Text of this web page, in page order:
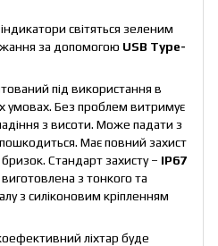
світяться зеленим
за допомогою USB Type-
під використання в
умовах. Без проблем витримує
з висоти. Може падати з
Має повний захист
Стандарт захисту – IP67
з тонкого та
з силіконовим кріпленням
ліхтар буде